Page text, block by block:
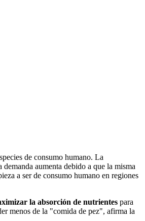
de consumo humano. La
aumenta debido a que la misma
a ser de consumo humano en regiones
la absorción de nutrientes para
menos de la "comida de pez", afirma la